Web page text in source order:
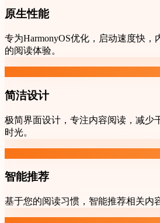
原生性能
专为HarmonyOS优化，启动速度快，
的阅读体验。
简洁设计
极简界面设计，专注内容阅读，减少
时光。
智能推荐
基于您的阅读习惯，智能推荐相关内